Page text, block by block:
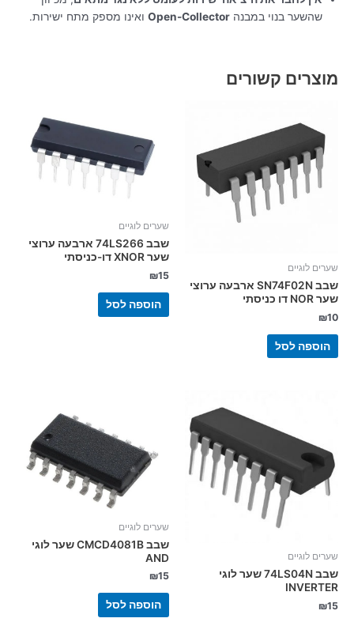
שהשער בנוי במבנה Open-Collector ואינו מספק מתח ישירות.
מוצרים קשורים
שערים לוגיים
שבב SN74F02N ארבעה ערוצי
שער NOR דו כניסתי
₪10
הוספה לסל
שערים לוגיים
שבב 74LS266 ארבעה ערוצי
שער XNOR דו-כניסתי
₪15
הוספה לסל
שערים לוגיים
שבב 74LS04N שער לוגי
INVERTER
₪15
שערים לוגיים
שבב CMCD4081B שער לוגי
AND
₪15
הוספה לסל